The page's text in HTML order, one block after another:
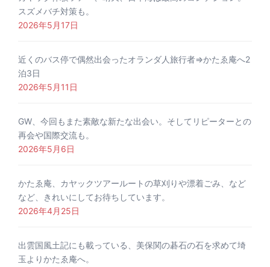
スズメバチ対策も。
2026年5月17日
近くのバス停で偶然出会ったオランダ人旅行者⇒かたゑ庵へ2
泊3日
2026年5月11日
GW、今回もまた素敵な新たな出会い。そしてリピーターとの
再会や国際交流も。
2026年5月6日
かたゑ庵、カヤックツアールートの草刈りや漂着ごみ、など
など、きれいにしてお待ちしています。
2026年4月25日
出雲国風土記にも載っている、美保関の碁石の石を求めて埼
玉よりかたゑ庵へ。